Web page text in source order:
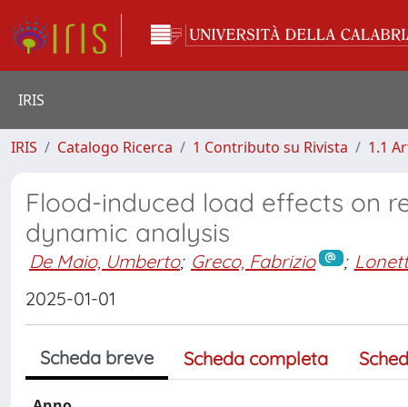
IRIS
IRIS Catalogo Ricerca 1 Contributo su Rivista 1.1
Flood-induced load effects on
dynamic analysis
De Maio, Umberto; Greco, Fabrizio ;
2025-01-01
Scheda breve Scheda completa